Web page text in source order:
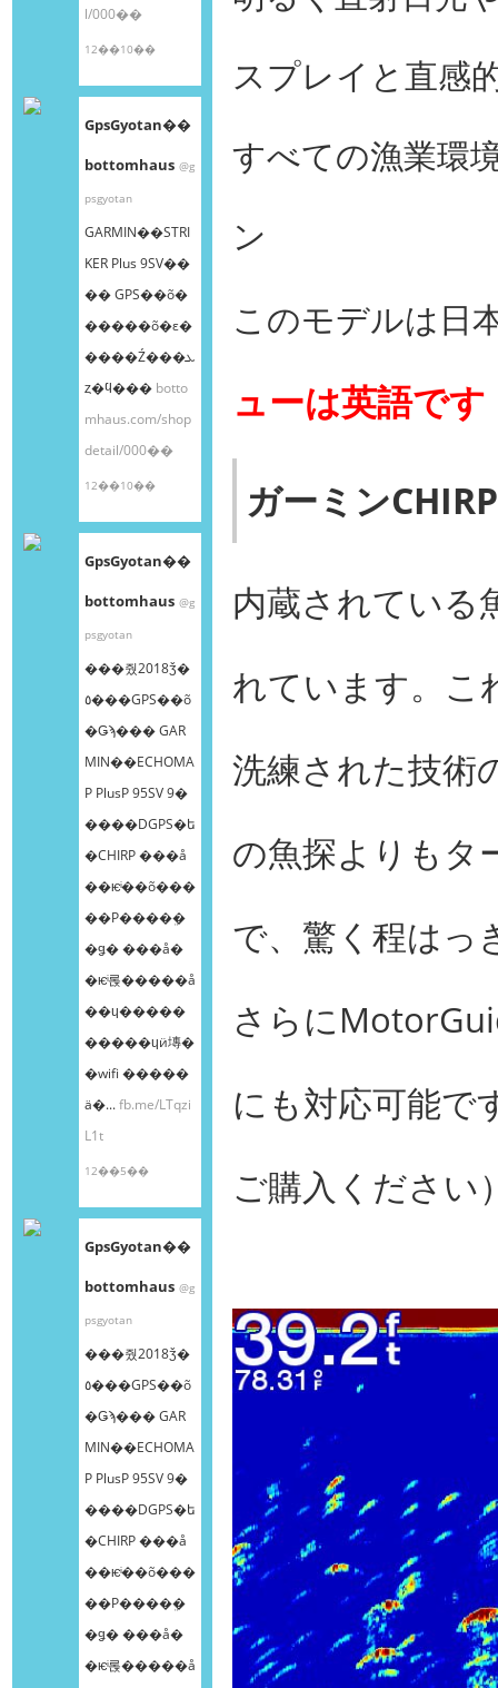
l/000��
12��10��
GpsGyotan��
bottomhaus @g
psgyotan
GARMIN��STRI
KER Plus 9SV��
�� GPS��õ�
�����õ�ε�
����Ź���ܥ
ȥ�ϥ��� botto
mhaus.com/shop
detail/000��
12��10��
GpsGyotan��
bottomhaus @g
psgyotan
���줬2018ǯ�
٥���GPS��õ
�Ǥϡ��� GAR
MIN��ECHOMA
P PlusP 95SV 9�
����DGPS�ե
�CHIRP ���å
��ѥͥ��õ���
��Ρ����ܸ�
�ǥ� ���å�
�ѥͥ롡�����å
��ɥ�����
�����ɥӥ塼�
�wifi �����
ä�...fb.me/LTqzi
L1t
12��5��
GpsGyotan��
bottomhaus @g
psgyotan
���줬2018ǯ�
٥���GPS��õ
�Ǥϡ��� GAR
MIN��ECHOMA
P PlusP 95SV 9�
����DGPS�ե
�CHIRP ���å
��ѥͥ��õ���
��Ρ����ܸ�
�ǥ� ���å�
�ѥͥ롡�����å
スプレイと直感
すべての漁業環
ン
このモデルは日
ューは英語です
ガーミン
内蔵されている
れています。こ
洗練された技術
の魚探よりもタ
で、驚く程はっ
さらに
にも対応可能で
ご購入ください